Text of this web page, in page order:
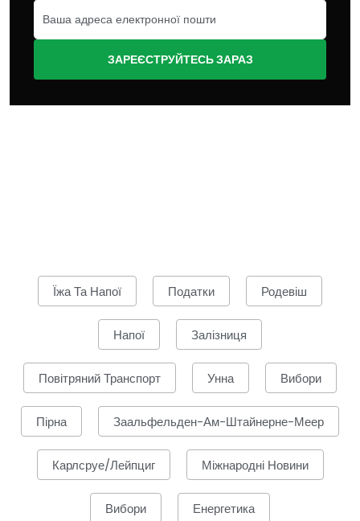
ЗАРЕЄСТРУЙТЕСЬ ЗАРАЗ
Їжа Та Напої Податки Родевіш
Напої Залізниця
Повітряний Транспорт Унна Вибори
Пірна Заальфельден-Ам-Штайнерне-Меер
Карлсруе/Лейпциг Міжнародні Новини
Вибори Енергетика